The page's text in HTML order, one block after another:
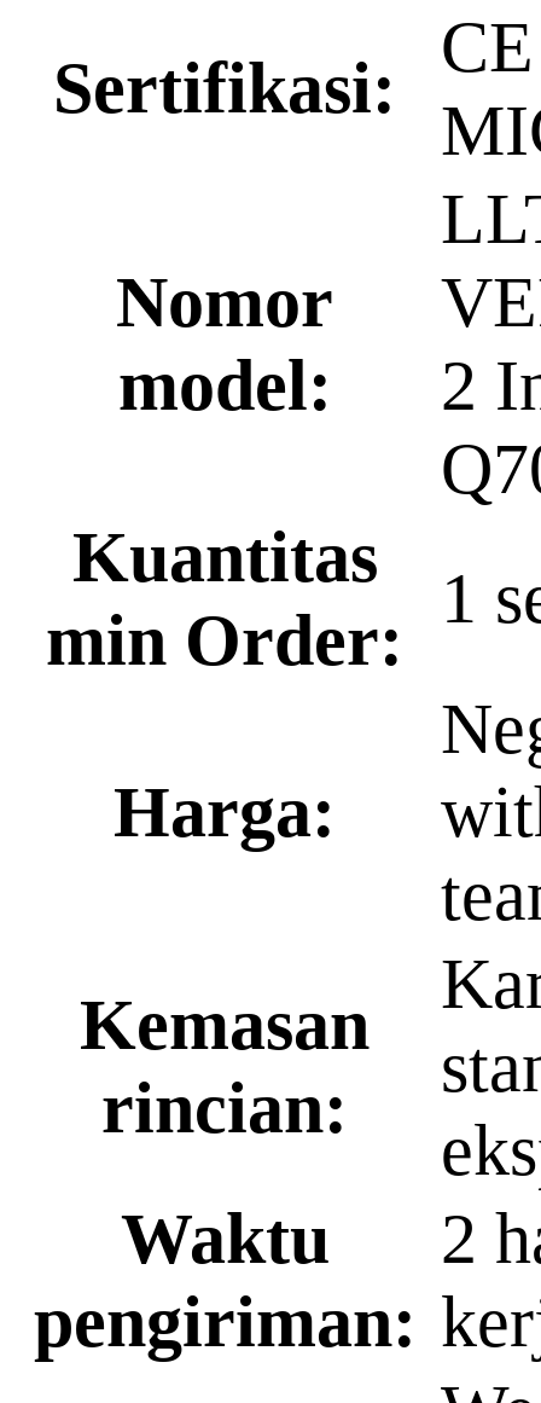
Sertifikasi:
Nomor
model:
2
Kuantitas
min Order:
1
Harga:
Kemasan
rincian:
Waktu
pengiriman:
2